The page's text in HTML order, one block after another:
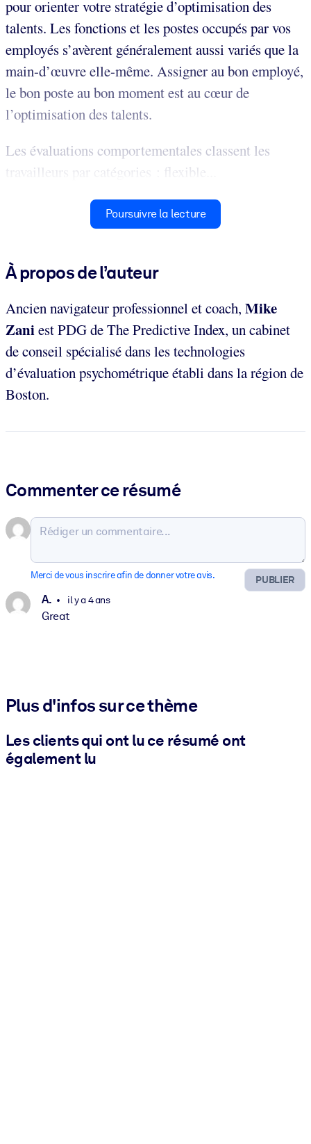
pour orienter votre stratégie d’optimisation des
talents. Les fonctions et les postes occupés par vos
employés s’avèrent généralement aussi variés que la
main-d’œuvre elle-même. Assigner au bon employé,
le bon poste au bon moment est au cœur de
l’optimisation des talents.
Les évaluations comportementales classent les
travailleurs par catégories : flexible...
Poursuivre la lecture
À propos de l’auteur
Ancien navigateur professionnel et coach, Mike
Zaniest PDG de The Predictive Index, un cabinet
de conseil spécialisé dans les technologies
d’évaluation psychométrique établi dans la région de
Boston.
Commenter ce résumé
PUBLIER
Merci de vous inscrire afin de donner votre avis.
A. il y a 4 ans
Great
Plus d'infos sur ce thème
Les clients qui ont lu ce résumé ont
également lu